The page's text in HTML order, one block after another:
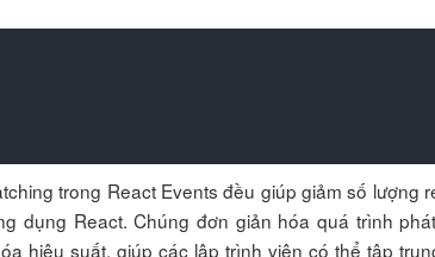
trong React Events đều giúp giảm số lượng
dụng React. Chúng đơn giản hóa quá trình
hiệu suất, giúp các lập trình viên có thể tập